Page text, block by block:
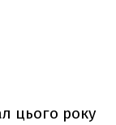
цього року